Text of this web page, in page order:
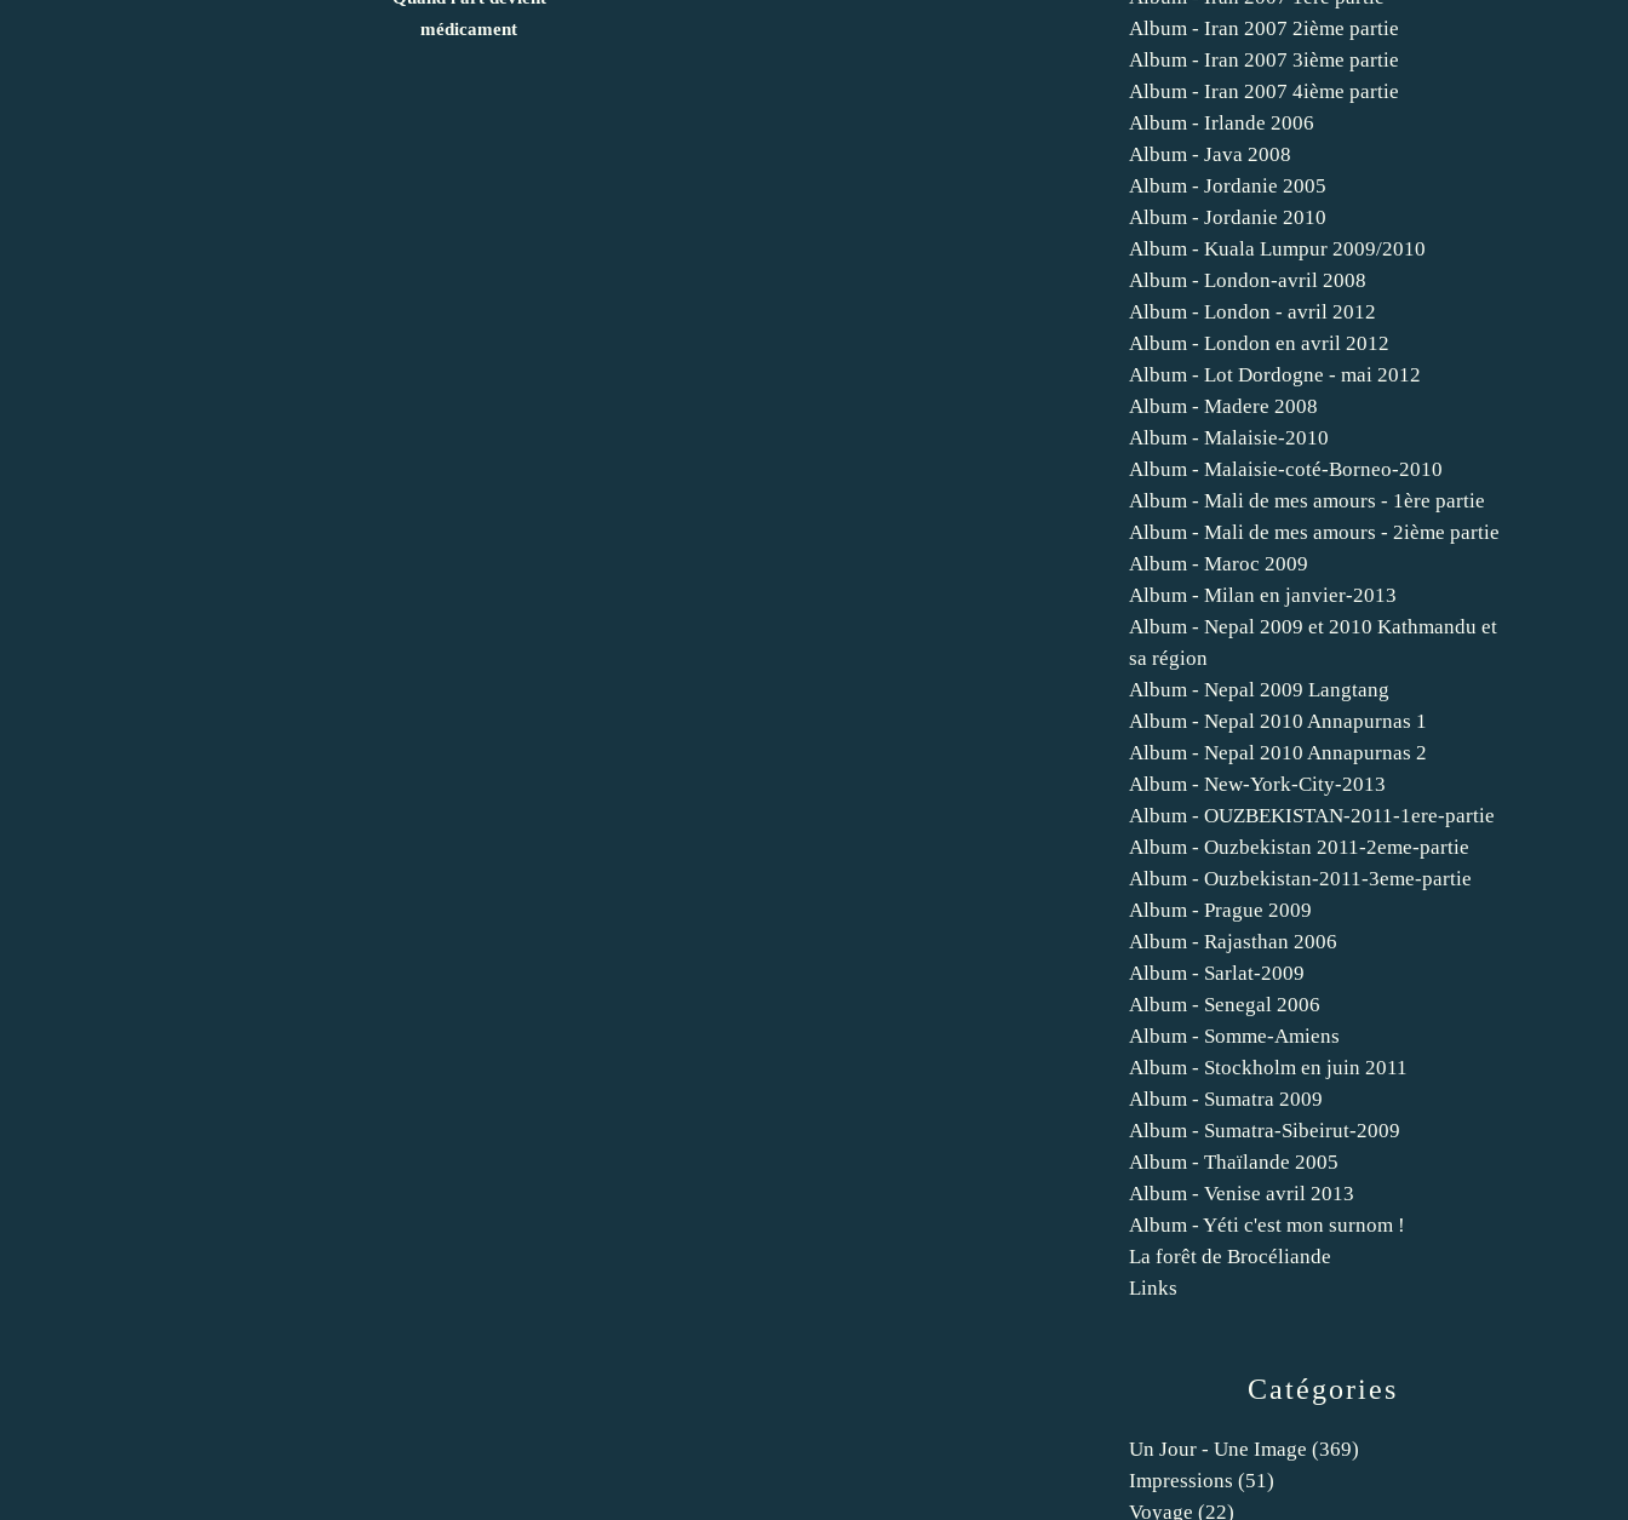
médicament
Catégories
Un Jour - Une Image (369)
Impressions (51)
Voyage (22)
Album - Iran 2007 2ième partie
Album - Iran 2007 3ième partie
Album - Iran 2007 4ième partie
Album - Irlande 2006
Album - Java 2008
Album - Jordanie 2005
Album - Jordanie 2010
Album - Kuala Lumpur 2009/2010
Album - London-avril 2008
Album - London - avril 2012
Album - London en avril 2012
Album - Lot Dordogne - mai 2012
Album - Madere 2008
Album - Malaisie-2010
Album - Malaisie-coté-Borneo-2010
Album - Mali de mes amours - 1ère partie
Album - Mali de mes amours - 2ième partie
Album - Maroc 2009
Album - Milan en janvier-2013
Album - Nepal 2009 et 2010 Kathmandu et
sa région
Album - Nepal 2009 Langtang
Album - Nepal 2010 Annapurnas 1
Album - Nepal 2010 Annapurnas 2
Album - New-York-City-2013
Album - OUZBEKISTAN-2011-1ere-partie
Album - Ouzbekistan 2011-2eme-partie
Album - Ouzbekistan-2011-3eme-partie
Album - Prague 2009
Album - Rajasthan 2006
Album - Sarlat-2009
Album - Senegal 2006
Album - Somme-Amiens
Album - Stockholm en juin 2011
Album - Sumatra 2009
Album - Sumatra-Sibeirut-2009
Album - Thaïlande 2005
Album - Venise avril 2013
Album - Yéti c'est mon surnom !
La forêt de Brocéliande
Links